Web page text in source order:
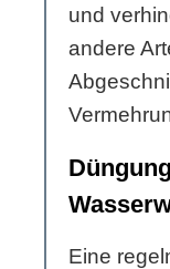
und
andere
Eine